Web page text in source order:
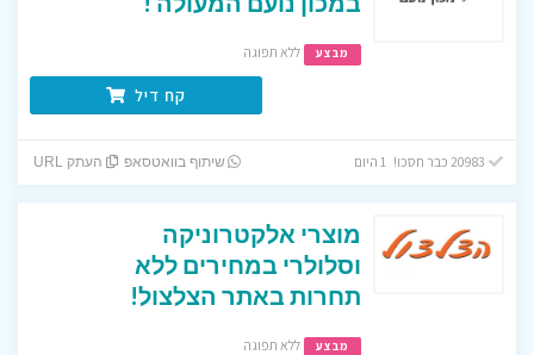
מבצע ללא תפוגה
קח דיל
שיתוף בוואטסאפ העתק URL
מוצרי אלקטרוניקה
וסלולרי במחירים ללא
תחרות באתר הצלצול!
מבצע ללא תפוגה